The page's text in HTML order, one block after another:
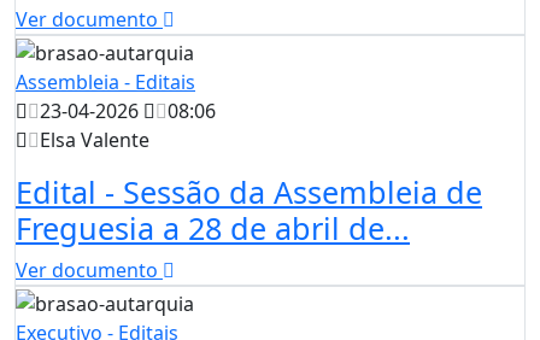
Ver documento
Assembleia - Editais
23-04-2026
08:06
Elsa Valente
Edital - Sessão da Assembleia de
Freguesia a 28 de abril de...
Ver documento
Executivo - Editais